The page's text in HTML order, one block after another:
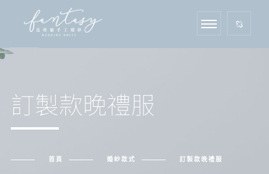
訂製款晚禮服
首頁 婚紗款式 訂製款晚禮服